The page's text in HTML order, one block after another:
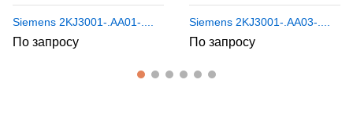
Siemens 2KJ3001-.AA01-....
По запросу
Siemens 2KJ3001-.AA03-....
По запросу